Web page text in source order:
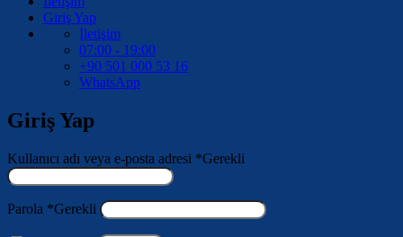
Giriş Yap
İletişim
07:00 - 19:00
+90 501 000 53 16
WhatsApp
Giriş Yap
Kullanıcı adı veya e-posta adresi *Gerekli
Parola *Gerekli